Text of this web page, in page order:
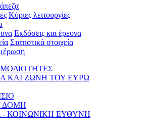
Κύριες λειτουργίες
Εκδόσεις και έρευνα
Στατιστικά στοιχεία
ΚΑΙ ΖΩΝΗ ΤΟΥ ΕΥΡΩ
ΔΟΜΗ
- ΚΟΙΝΩΝΙΚΗ ΕΥΘΥΝΗ